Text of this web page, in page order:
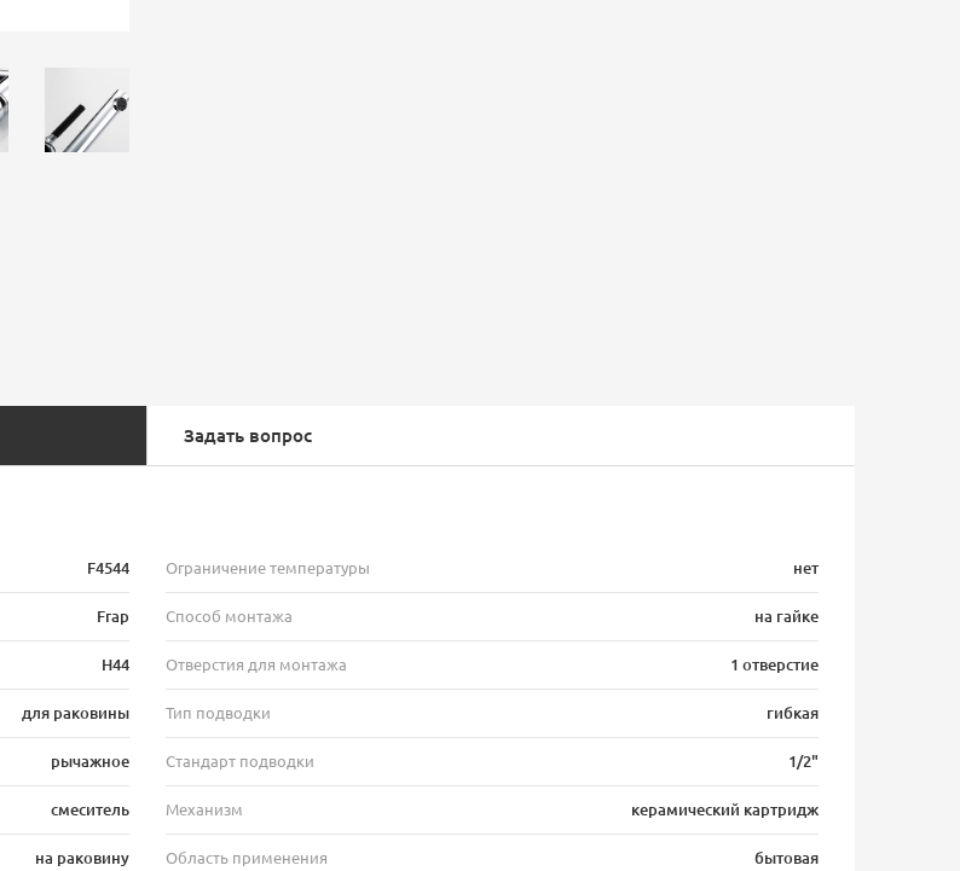
Задать вопрос
F4544
Frap
H44
для раковины
рычажное
смеситель
на раковину
Ограничение температуры нет
Способ монтажа на гайке
Отверстия для монтажа 1 отверстие
Тип подводки гибкая
Стандарт подводки 1/2"
Механизм керамический картридж
Область применения бытовая